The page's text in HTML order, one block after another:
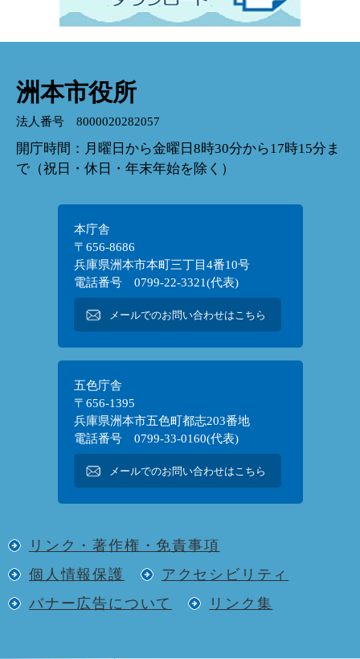
洲本市役所
法人番号 8000020282057
開庁時間：月曜日から金曜日8時30分から17時15分ま
で（祝日・休日・年末年始を除く）
本庁舎
〒656-8686
兵庫県洲本市本町三丁目4番10号
電話番号 0799-22-3321(代表)
メールでのお問い合わせはこちら
五色庁舎
〒656-1395
兵庫県洲本市五色町都志203番地
電話番号 0799-33-0160(代表)
メールでのお問い合わせはこちら
リンク・著作権・免責事項
個人情報保護
アクセシビリティ
バナー広告について
リンク集